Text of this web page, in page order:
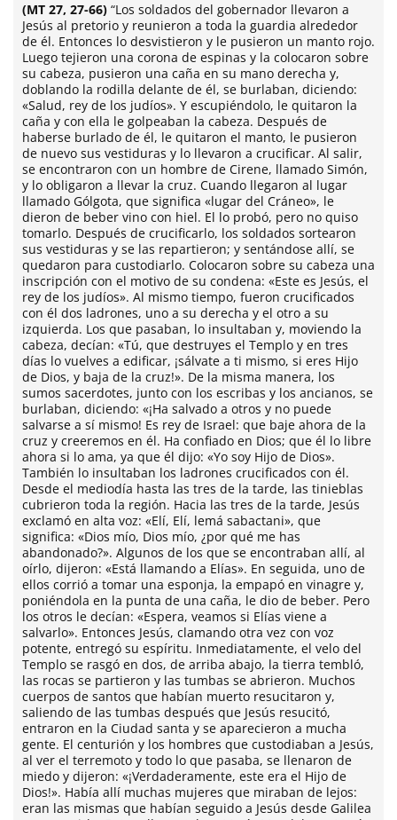
(MT 27, 27-66) “Los soldados del gobernador llevaron a
Jesús al pretorio y reunieron a toda la guardia alrededor
de él. Entonces lo desvistieron y le pusieron un manto rojo.
Luego tejieron una corona de espinas y la colocaron sobre
su cabeza, pusieron una caña en su mano derecha y,
doblando la rodilla delante de él, se burlaban, diciendo:
«Salud, rey de los judíos». Y escupiéndolo, le quitaron la
caña y con ella le golpeaban la cabeza. Después de
haberse burlado de él, le quitaron el manto, le pusieron
de nuevo sus vestiduras y lo llevaron a crucificar. Al salir,
se encontraron con un hombre de Cirene, llamado Simón,
y lo obligaron a llevar la cruz. Cuando llegaron al lugar
llamado Gólgota, que significa «lugar del Cráneo», le
dieron de beber vino con hiel. El lo probó, pero no quiso
tomarlo. Después de crucificarlo, los soldados sortearon
sus vestiduras y se las repartieron; y sentándose allí, se
quedaron para custodiarlo. Colocaron sobre su cabeza una
inscripción con el motivo de su condena: «Este es Jesús, el
rey de los judíos». Al mismo tiempo, fueron crucificados
con él dos ladrones, uno a su derecha y el otro a su
izquierda. Los que pasaban, lo insultaban y, moviendo la
cabeza, decían: «Tú, que destruyes el Templo y en tres
días lo vuelves a edificar, ¡sálvate a ti mismo, si eres Hijo
de Dios, y baja de la cruz!». De la misma manera, los
sumos sacerdotes, junto con los escribas y los ancianos, se
burlaban, diciendo: «¡Ha salvado a otros y no puede
salvarse a sí mismo! Es rey de Israel: que baje ahora de la
cruz y creeremos en él. Ha confiado en Dios; que él lo libre
ahora si lo ama, ya que él dijo: «Yo soy Hijo de Dios».
También lo insultaban los ladrones crucificados con él.
Desde el mediodía hasta las tres de la tarde, las tinieblas
cubrieron toda la región. Hacia las tres de la tarde, Jesús
exclamó en alta voz: «Elí, Elí, lemá sabactani», que
significa: «Dios mío, Dios mío, ¿por qué me has
abandonado?». Algunos de los que se encontraban allí, al
oírlo, dijeron: «Está llamando a Elías». En seguida, uno de
ellos corrió a tomar una esponja, la empapó en vinagre y,
poniéndola en la punta de una caña, le dio de beber. Pero
los otros le decían: «Espera, veamos si Elías viene a
salvarlo». Entonces Jesús, clamando otra vez con voz
potente, entregó su espíritu. Inmediatamente, el velo del
Templo se rasgó en dos, de arriba abajo, la tierra tembló,
las rocas se partieron y las tumbas se abrieron. Muchos
cuerpos de santos que habían muerto resucitaron y,
saliendo de las tumbas después que Jesús resucitó,
entraron en la Ciudad santa y se aparecieron a mucha
gente. El centurión y los hombres que custodiaban a Jesús,
al ver el terremoto y todo lo que pasaba, se llenaron de
miedo y dijeron: «¡Verdaderamente, este era el Hijo de
Dios!». Había allí muchas mujeres que miraban de lejos:
eran las mismas que habían seguido a Jesús desde Galilea